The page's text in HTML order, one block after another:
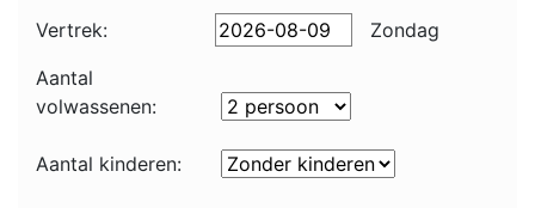
Vertrek:
Zondag
Aantal
volwassenen:
Aantal kinderen: